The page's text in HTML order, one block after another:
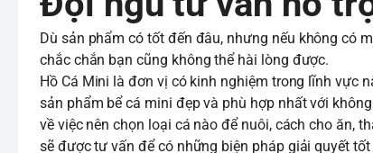
Dù sản phẩm có tốt đến đâu, nhưng nếu không có
chắc chắn bạn cũng không thể hài lòng được.
Hồ Cá Mini là đơn vị có kinh nghiệm trong lĩnh vực
sản phẩm bể cá mini đẹp và phù hợp nhất với
về việc nên chọn loại cá nào để nuôi, cách cho ăn,
sẽ được tư vấn để có những biện pháp giải quyết tốt